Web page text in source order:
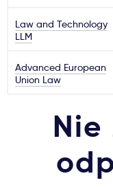
Law and Technology
LLM
Advanced European
Union Law
Nie